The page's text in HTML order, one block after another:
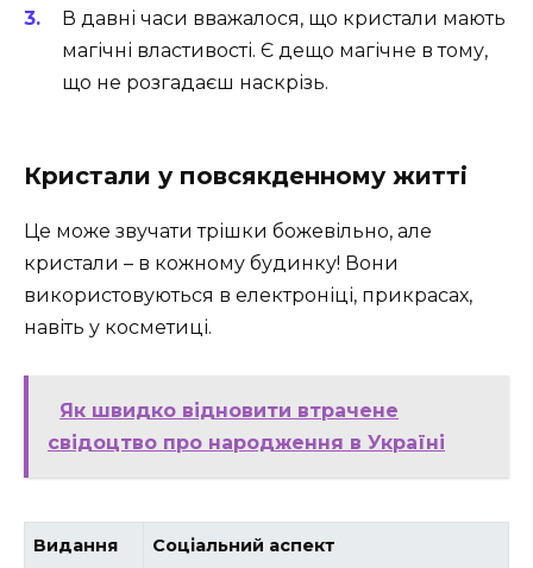
В давні часи вважалося, що кристали мають
магічні властивості. Є дещо магічне в тому,
що не розгадаєш наскрізь.
Кристали у повсякденному житті
Це може звучати трішки божевільно, але
кристали – в кожному будинку! Вони
використовуються в електроніці, прикрасах,
навіть у косметиці.
Як швидко відновити втрачене
свідоцтво про народження в Україні
Видання Соціальний аспект